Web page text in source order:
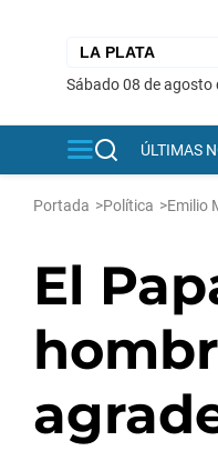
sábado 08 de agosto
ÚLTIMAS
Portada >Política >Emilio
El